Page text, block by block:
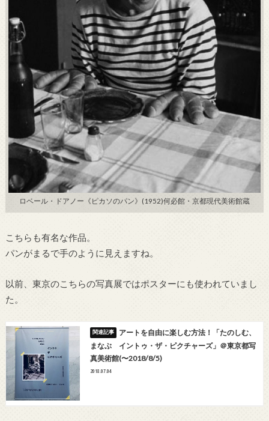
ロベール・ドアノー《ピカソのパン》(1952)何必館・京都現代美術館蔵
こちらも有名な作品。
パンがまるで手のように見えますね。
以前、東京のこちらの写真展ではポスターにも使われていまし
た。
アートを自由に楽しむ方法！「たのしむ、
まなぶ イントゥ・ザ・ピクチャーズ」＠東京都写
真美術館(〜2018/8/5)
2018.07.04